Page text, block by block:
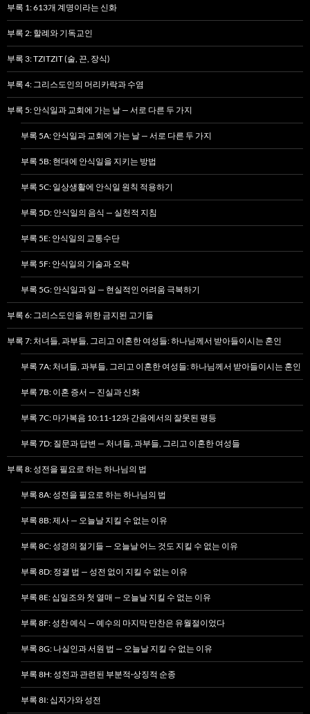
부록 1: 613개 계명이라는 신화
부록 2: 할례와 기독교인
부록 3: TZITZIT (술, 끈, 장식)
부록 4: 그리스도인의 머리카락과 수염
부록 5: 안식일과 교회에 가는 날 — 서로 다른 두 가지
부록 5A: 안식일과 교회에 가는 날 — 서로 다른 두 가지
부록 5B: 현대에 안식일을 지키는 방법
부록 5C: 일상생활에 안식일 원칙 적용하기
부록 5D: 안식일의 음식 — 실천적 지침
부록 5E: 안식일의 교통수단
부록 5F: 안식일의 기술과 오락
부록 5G: 안식일과 일 — 현실적인 어려움 극복하기
부록 6: 그리스도인을 위한 금지된 고기들
부록 7: 처녀들, 과부들, 그리고 이혼한 여성들: 하나님께서 받아들이시는 혼인
부록 7A: 처녀들, 과부들, 그리고 이혼한 여성들: 하나님께서 받아들이시는 혼인
부록 7B: 이혼 증서 — 진실과 신화
부록 7C: 마가복음 10:11-12와 간음에서의 잘못된 평등
부록 7D: 질문과 답변 — 처녀들, 과부들, 그리고 이혼한 여성들
부록 8: 성전을 필요로 하는 하나님의 법
부록 8A: 성전을 필요로 하는 하나님의 법
부록 8B: 제사 — 오늘날 지킬 수 없는 이유
부록 8C: 성경의 절기들 — 오늘날 어느 것도 지킬 수 없는 이유
부록 8D: 정결 법 — 성전 없이 지킬 수 없는 이유
부록 8E: 십일조와 첫 열매 — 오늘날 지킬 수 없는 이유
부록 8F: 성찬 예식 — 예수의 마지막 만찬은 유월절이었다
부록 8G: 나실인과 서원 법 — 오늘날 지킬 수 없는 이유
부록 8H: 성전과 관련된 부분적·상징적 순종
부록 8I: 십자가와 성전